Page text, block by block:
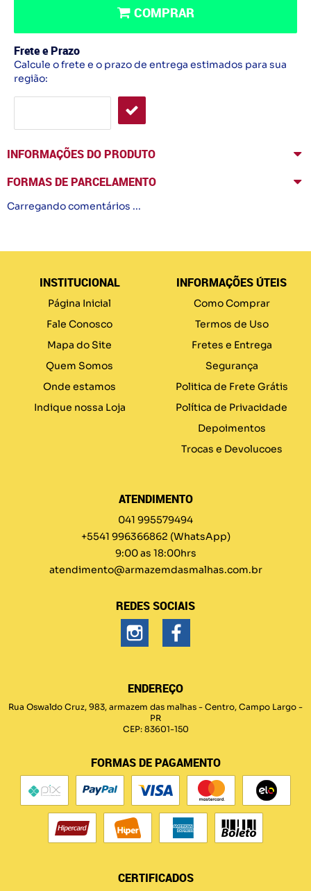
COMPRAR
Frete e Prazo
Calcule o frete e o prazo de entrega estimados para sua
região:
INFORMAÇÕES DO PRODUTO
FORMAS DE PARCELAMENTO
Carregando comentários ...
INSTITUCIONAL
Página Inicial
Fale Conosco
Mapa do Site
Quem Somos
Onde estamos
Indique nossa Loja
INFORMAÇÕES ÚTEIS
Como Comprar
Termos de Uso
Fretes e Entrega
Segurança
Politica de Frete Grátis
Política de Privacidade
Depoimentos
Trocas e Devolucoes
ATENDIMENTO
041 995579494
+5541 996366862 (WhatsApp)
9:00 as 18:00hrs
atendimento@armazemdasmalhas.com.br
REDES SOCIAIS
ENDEREÇO
Rua Oswaldo Cruz, 983, armazem das malhas - Centro, Campo Largo -
PR
CEP: 83601-150
FORMAS DE PAGAMENTO
CERTIFICADOS